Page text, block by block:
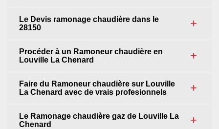
Le Devis ramonage chaudière dans le
28150
Procéder à un Ramoneur chaudière en
Louville La Chenard
Faire du Ramoneur chaudière sur Louville
La Chenard avec de vrais profesionnels
Le Ramonage chaudière gaz de Louville La
Chenard